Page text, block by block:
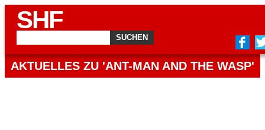
SHF
AKTUELLES ZU 'ANT-MAN AND THE WASP'